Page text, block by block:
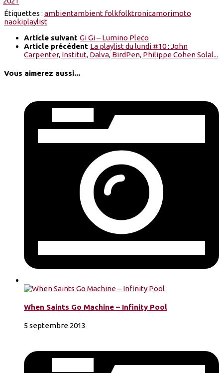
Étiquettes : ambientambient folkfolktronicamorimoto
naokiplaylist
Article suivant Gi Gi – Lumino Pleco
Article précédent La playlist du lundi #10 : John
Carpenter, Institut, Dalva, BirdPen, Philippe Cohen Solal...
Vous aimerez aussi...
When Saints Go Machine – Infinity Pool
5 septembre 2013